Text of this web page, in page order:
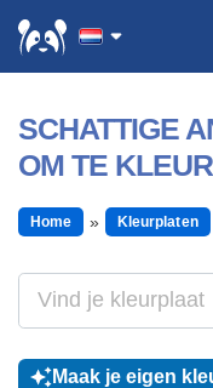
SCHATTIGE
OM TE
Home Kleurplaten
Maak je eigen